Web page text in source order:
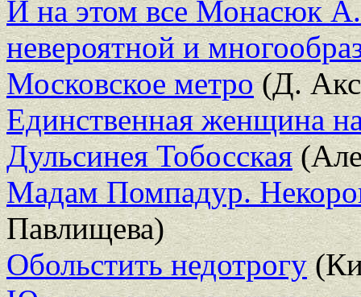
И на этом все Монасюк
невероятной и
Московское метро(Д.
Единственная женщина
Дульсинея Тобосская
Мадам Помпадур.
Павлищева)
Обольстить недотрогу